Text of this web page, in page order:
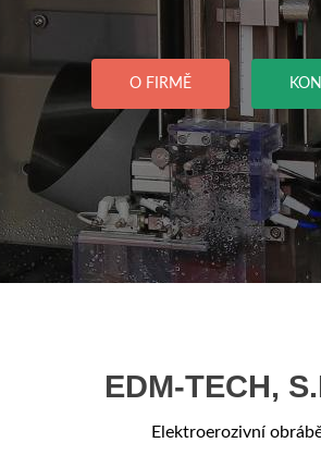
O FIRMĚ
EDM-TECH,
Elektroerozivní